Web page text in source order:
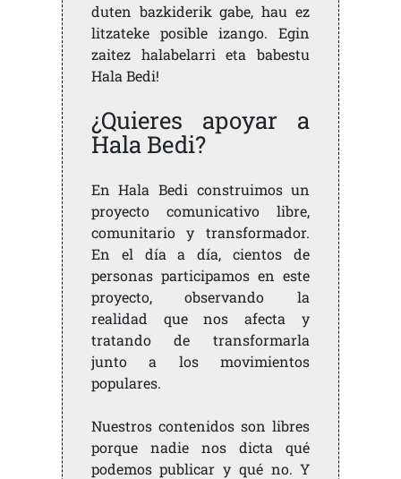
duten bazkiderik gabe, hau ez
litzateke posible izango. Egin
zaitez halabelarri eta babestu
Hala Bedi!
¿Quieres apoyar a
Hala Bedi?
En Hala Bedi construimos un
proyecto comunicativo libre,
comunitario y transformador.
En el día a día, cientos de
personas participamos en este
proyecto, observando la
realidad que nos afecta y
tratando de transformarla
junto a los movimientos
populares.
Nuestros contenidos son libres
porque nadie nos dicta qué
podemos publicar y qué no. Y